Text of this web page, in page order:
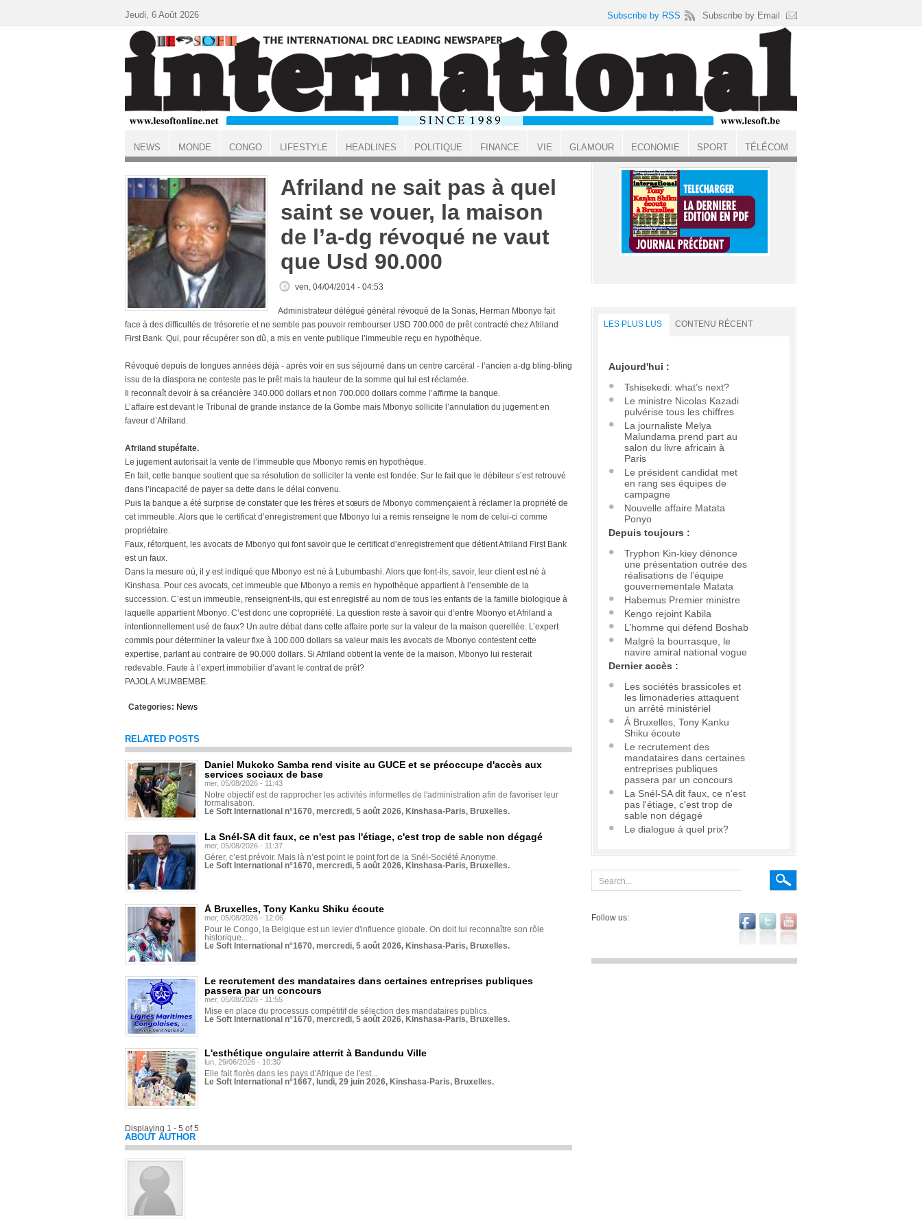
ACCUEIL
Afriland ne sait pas à quel
saint se vouer, la maison
de l’a-dg révoqué ne vaut
que Usd 90.000
ven, 04/04/2014 - 04:53
Administrateur délégué général révoqué de la Sonas, Herman Mbonyo fait
face à des difficultés de trésorerie et ne semble pas pouvoir rembourser USD 700.000 de prêt contracté chez Afriland
First Bank. Qui, pour récupérer son dû, a mis en vente publique l’immeuble reçu en hypothèque.
Révoqué depuis de longues années déjà - après voir en sus séjourné dans un centre carcéral - l’ancien a-dg bling-bling
issu de la diaspora ne conteste pas le prêt mais la hauteur de la somme qui lui est réclamée.
Il reconnaît devoir à sa créancière 340.000 dollars et non 700.000 dollars comme l’affirme la banque.
L’affaire est devant le Tribunal de grande instance de la Gombe mais Mbonyo sollicite l’annulation du jugement en
faveur d’Afriland.
Afriland stupéfaite.
Le jugement autorisait la vente de l’immeuble que Mbonyo remis en hypothèque.
En fait, cette banque soutient que sa résolution de solliciter la vente est fondée. Sur le fait que le débiteur s’est retrouvé
dans l’incapacité de payer sa dette dans le délai convenu.
Puis la banque a été surprise de constater que les frères et sœurs de Mbonyo commençaient à réclamer la propriété de
cet immeuble. Alors que le certificat d’enregistrement que Mbonyo lui a remis renseigne le nom de celui-ci comme
propriétaire.
Faux, rétorquent, les avocats de Mbonyo qui font savoir que le certificat d’enregistrement que détient Afriland First Bank
est un faux.
Dans la mesure où, il y est indiqué que Mbonyo est né à Lubumbashi. Alors que font-ils, savoir, leur client est né à
Kinshasa. Pour ces avocats, cet immeuble que Mbonyo a remis en hypothèque appartient à l’ensemble de la
succession. C’est un immeuble, renseignent-ils, qui est enregistré au nom de tous les enfants de la famille biologique à
laquelle appartient Mbonyo. C’est donc une copropriété. La question reste à savoir qui d’entre Mbonyo et Afriland a
intentionnellement usé de faux? Un autre débat dans cette affaire porte sur la valeur de la maison querellée. L’expert
commis pour déterminer la valeur fixe à 100.000 dollars sa valeur mais les avocats de Mbonyo contestent cette
expertise, parlant au contraire de 90.000 dollars. Si Afriland obtient la vente de la maison, Mbonyo lui resterait
redevable. Faute à l’expert immobilier d’avant le contrat de prêt?
PAJOLA MUMBEMBE.
Categories: News
RELATED POSTS
Daniel Mukoko Samba rend visite au GUCE et se préoccupe d'accès aux
services sociaux de base
mer, 05/08/2026 - 11:43
Notre objectif est de rapprocher les activités informelles de l'administration afin de favoriser leur
formalisation.
Le Soft International n°1670, mercredi, 5 août 2026, Kinshasa-Paris, Bruxelles.
La Snél-SA dit faux, ce n'est pas l'étiage, c'est trop de sable non dégagé
mer, 05/08/2026 - 11:37
Gérer, c’est prévoir. Mais là n’est point le point fort de la Snél-Société Anonyme.
Le Soft International n°1670, mercredi, 5 août 2026, Kinshasa-Paris, Bruxelles.
À Bruxelles, Tony Kanku Shiku écoute
mer, 05/08/2026 - 12:06
Pour le Congo, la Belgique est un levier d'influence globale. On doit lui reconnaître son rôle
historique...
Le Soft International n°1670, mercredi, 5 août 2026, Kinshasa-Paris, Bruxelles.
Le recrutement des mandataires dans certaines entreprises publiques
passera par un concours
mer, 05/08/2026 - 11:55
Mise en place du processus compétitif de sélection des mandataires publics.
Le Soft International n°1670, mercredi, 5 août 2026, Kinshasa-Paris, Bruxelles.
L'esthétique ongulaire atterrit à Bandundu Ville
lun, 29/06/2026 - 10:30
Elle fait florès dans les pays d'Afrique de l'est...
Le Soft International n°1667, lundi, 29 juin 2026, Kinshasa-Paris, Bruxelles.
Displaying 1 - 5 of 5
ABOUT AUTHOR
LES PLUS LUS CONTENU RÉCENT
Aujourd'hui :
Tshisekedi: what’s next?
Le ministre Nicolas Kazadi
pulvérise tous les chiffres
La journaliste Melya
Malundama prend part au
salon du livre africain à
Paris
Le président candidat met
en rang ses équipes de
campagne
Nouvelle affaire Matata
Ponyo
Depuis toujours :
Tryphon Kin-kiey dénonce
une présentation outrée des
réalisations de l’équipe
gouvernementale Matata
Habemus Premier ministre
Kengo rejoint Kabila
L’homme qui défend Boshab
Malgré la bourrasque, le
navire amiral national vogue
Dernier accès :
Les sociétés brassicoles et
les limonaderies attaquent
un arrêté ministériel
À Bruxelles, Tony Kanku
Shiku écoute
Le recrutement des
mandataires dans certaines
entreprises publiques
passera par un concours
La Snél-SA dit faux, ce n'est
pas l'étiage, c'est trop de
sable non dégagé
Le dialogue à quel prix?
Follow us:
Jeudi, 6 Août 2026 Subscribe by RSS Subscribe by Email
NEWS MONDE CONGO LIFESTYLE HEADLINES POLITIQUE FINANCE VIE GLAMOUR ECONOMIE SPORT TÉLÉCOM